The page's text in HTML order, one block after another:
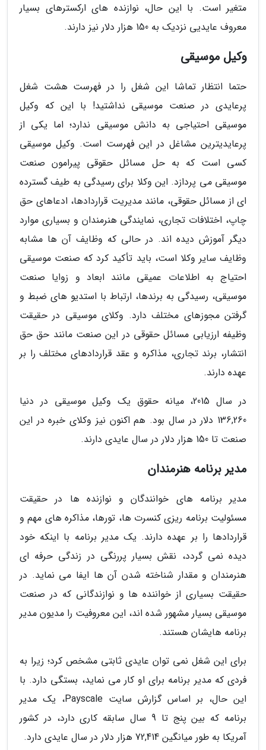
متغیر است. با این حال، نوازنده های ارکسترهای بسیار
معروف عایدیی نزدیک به 150 هزار دلار نیز دارند.
وکیل موسیقی
حتما انتظار تماشا این شغل را در فهرست هشت شغل
پرعایدی در صنعت موسیقی نداشتید! با این که وکیل
موسیقی احتیاجی به دانش موسیقی ندارد؛ اما یکی از
پرعایدیترین مشاغل در این فهرست است. وکیل موسیقی
کسی است که به حل مسائل حقوقی پیرامون صنعت
موسیقی می پردازد. این وکلا برای رسیدگی به طیف گسترده
ای از مسائل حقوقی، مانند مدیریت قراردادها، ادعاهای حق
چاپ، اختلافات تجاری، نمایندگی هنرمندان و بسیاری موارد
دیگر آموزش دیده اند. در حالی که وظایف آن ها مشابه
وظایف سایر وکلا است، باید تأکید کرد که صنعت موسیقی
احتیاج به اطلاعات عمیقی مانند ابعاد و زوایا صنعت
موسیقی، رسیدگی به برندها، ارتباط با استدیو های ضبط و
گرفتن مجوزهای مختلف دارد. وکلای موسیقی در حقیقت
وظیفه ارزیابی مسائل حقوقی در این صنعت مانند حق حق
انتشار، برند تجاری، مذاکره و عقد قراردادهای مختلف را بر
عهده دارند.
در سال 2015، میانه حقوق یک وکیل موسیقی در دنیا
136,260 دلار در سال بود. هم اکنون نیز وکلای خبره در این
صنعت تا 150 هزار دلار در سال عایدی دارند.
مدیر برنامه هنرمندان
مدیر برنامه های خوانندگان و نوازنده ها در حقیقت
مسئولیت برنامه ریزی کنسرت ها، تورها، مذاکره های مهم و
قراردادها را بر عهده دارند. یک مدیر برنامه با اینکه خود
دیده نمی گردد، نقش بسیار پررنگی در زندگی حرفه ای
هنرمندان و مقدار شناخته شدن آن ها ایفا می نماید. در
حقیقت بسیاری از خواننده ها و نوازندگانی که در صنعت
موسیقی بسیار مشهور شده اند، این معروفیت را مدیون مدیر
برنامه هایشان هستند.
برای این شغل نمی توان عایدی ثابتی مشخص کرد؛ زیرا به
فردی که مدیر برنامه برای او کار می نماید، بستگی دارد. با
این حال، بر اساس گزارش سایت Payscale، یک مدیر
برنامه که بین پنج تا 9 سال سابقه کاری دارد، در کشور
آمریکا به طور میانگین 72,414 هزار دلار در سال عایدی دارد.